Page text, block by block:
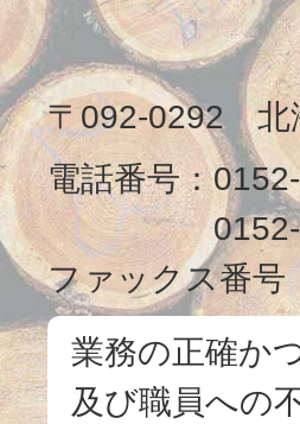
〒092-0292 北
電話番号：
ファックス番号
業務の正確か
及び職員への